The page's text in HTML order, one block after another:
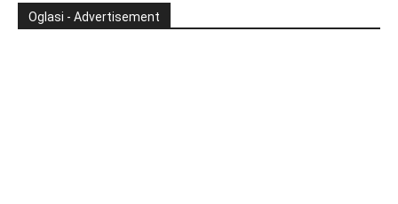
Oglasi - Advertisement